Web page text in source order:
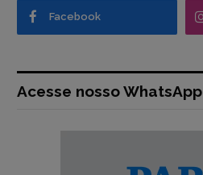
Facebook
Acesse nosso WhatsApp